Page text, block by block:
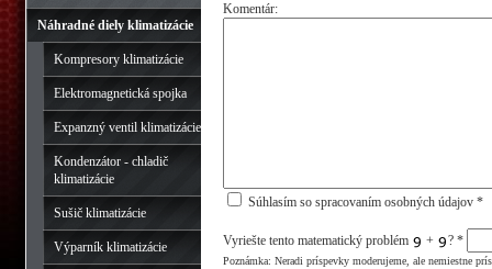
Náhradné diely klimatizácie
Kompresory klimatizácie
Elektromagnetická spojka
Expanzný ventil klimatizácie
Kondenzátor - chladič
klimatizácie
Sušič klimatizácie
Výparník klimatizácie
Komentár:
Súhlasím so spracovaním osobných údajov *
Vyriešte tento matematický problém + ? *
Poznámka: Neradi príspevky moderujeme, ale nemiestne